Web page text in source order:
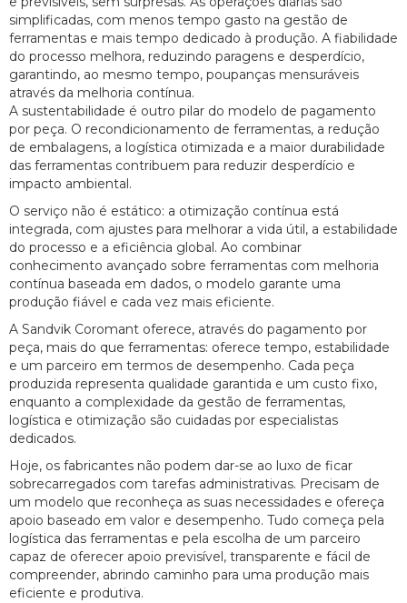
simplificadas, com menos tempo gasto na gestão de
ferramentas e mais tempo dedicado à produção. A fiabilidade
do processo melhora, reduzindo paragens e desperdício,
garantindo, ao mesmo tempo, poupanças mensuráveis
através da melhoria contínua.
A sustentabilidade é outro pilar do modelo de pagamento
por peça. O recondicionamento de ferramentas, a redução
de embalagens, a logística otimizada e a maior durabilidade
das ferramentas contribuem para reduzir desperdício e
impacto ambiental.
O serviço não é estático: a otimização contínua está
integrada, com ajustes para melhorar a vida útil, a estabilidade
do processo e a eficiência global. Ao combinar
conhecimento avançado sobre ferramentas com melhoria
contínua baseada em dados, o modelo garante uma
produção fiável e cada vez mais eficiente.
A Sandvik Coromant oferece, através do pagamento por
peça, mais do que ferramentas: oferece tempo, estabilidade
e um parceiro em termos de desempenho. Cada peça
produzida representa qualidade garantida e um custo fixo,
enquanto a complexidade da gestão de ferramentas,
logística e otimização são cuidadas por especialistas
dedicados.
Hoje, os fabricantes não podem dar-se ao luxo de ficar
sobrecarregados com tarefas administrativas. Precisam de
um modelo que reconheça as suas necessidades e ofereça
apoio baseado em valor e desempenho. Tudo começa pela
logística das ferramentas e pela escolha de um parceiro
capaz de oferecer apoio previsível, transparente e fácil de
compreender, abrindo caminho para uma produção mais
eficiente e produtiva.